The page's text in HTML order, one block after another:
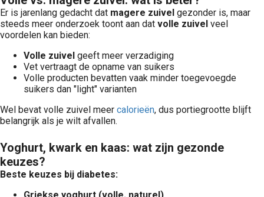
Er is jarenlang gedacht dat magere zuivel gezonder is, maar
steeds meer onderzoek toont aan dat volle zuivel veel
voordelen kan bieden:
Volle zuivel geeft meer verzadiging
Vet vertraagt de opname van suikers
Volle producten bevatten vaak minder toegevoegde
suikers dan "light" varianten
Wel bevat volle zuivel meer calorieën, dus portiegrootte blijft
belangrijk als je wilt afvallen.
Yoghurt, kwark en kaas: wat zijn gezonde
keuzes?
Beste keuzes bij diabetes: